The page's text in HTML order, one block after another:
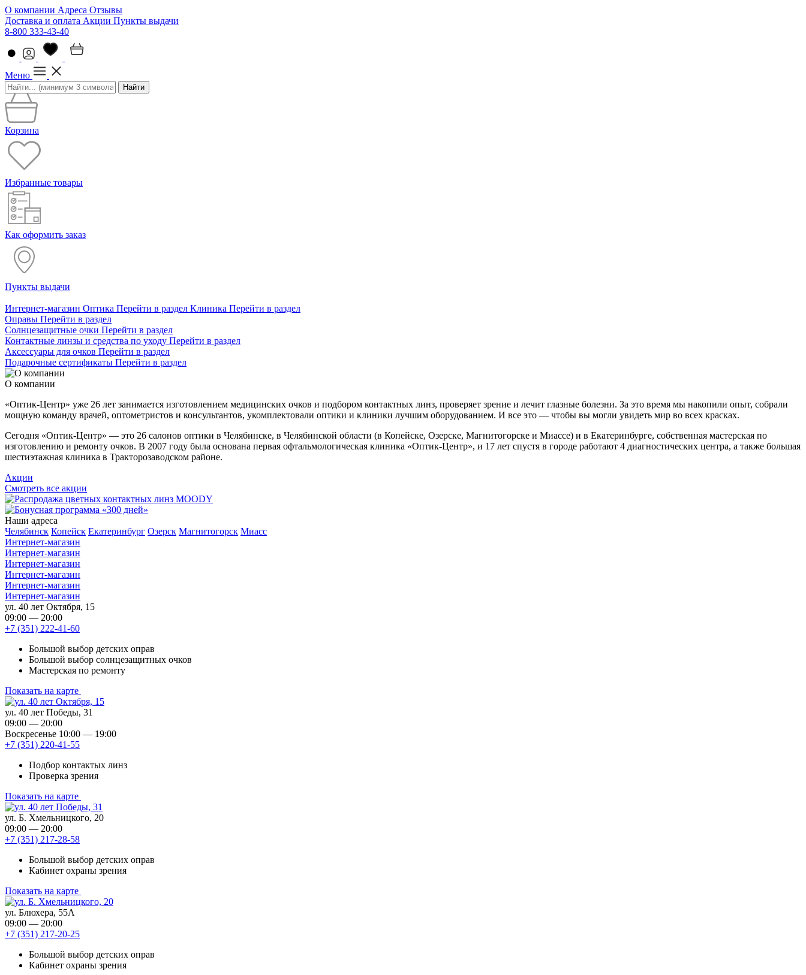
О компании Адреса Отзывы
Доставка и оплата Акции Пункты выдачи
8-800 333-43-40
Меню
Найти
Корзина
Избранные товары
Как оформить заказ
Пункты выдачи
Интернет-магазин Оптика Перейти в раздел Клиника Перейти в раздел
Оправы Перейти в раздел
Солнцезащитные очки Перейти в раздел
Контактные линзы и средства по уходу Перейти в раздел
Аксессуары для очков Перейти в раздел
Подарочные сертификаты Перейти в раздел
О компании
«Оптик-Центр» уже 26 лет занимается изготовлением медицинских очков и подбором контактных линз, проверяет зрение и лечит глазные болезни. За это время мы накопили опыт, собрали
мощную команду врачей, оптометристов и консультантов, укомплектовали оптики и клиники лучшим оборудованием. И все это — чтобы вы могли увидеть мир во всех красках.
Сегодня «Оптик-Центр» — это 26 салонов оптики в Челябинске, в Челябинской области (в Копейске, Озерске, Магнитогорске и Миассе) и в Екатеринбурге, собственная мастерская по
изготовлению и ремонту очков. В 2007 году была основана первая офтальмологическая клиника «Оптик-Центр», и 17 лет спустя в городе работают 4 диагностических центра, а также большая
шестиэтажная клиника в Тракторозаводском районе.
Акции
Смотреть все акции
Наши адреса
Челябинск Копейск Екатеринбург Озерск Магнитогорск Миасс
Интернет-магазин
Интернет-магазин
Интернет-магазин
Интернет-магазин
Интернет-магазин
Интернет-магазин
ул. 40 лет Октября, 15
09:00 — 20:00
+7 (351) 222-41-60
Большой выбор детских оправ
Большой выбор солнцезащитных очков
Мастерская по ремонту
Показать на карте
ул. 40 лет Победы, 31
09:00 — 20:00
Воскресенье 10:00 — 19:00
+7 (351) 220-41-55
Подбор контактых линз
Проверка зрения
Показать на карте
ул. Б. Хмельницкого, 20
09:00 — 20:00
+7 (351) 217-28-58
Большой выбор детских оправ
Кабинет охраны зрения
Показать на карте
ул. Блюхера, 55А
09:00 — 20:00
+7 (351) 217-20-25
Большой выбор детских оправ
Кабинет охраны зрения